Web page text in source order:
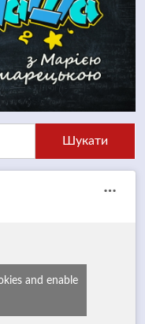
and enable